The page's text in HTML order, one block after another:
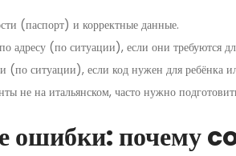
(паспорт) и корректные данные.
адресу (по ситуации), если они требуются
(по ситуации), если код нужен для ребёнка
не на итальянском, часто нужно
ошибки: почему